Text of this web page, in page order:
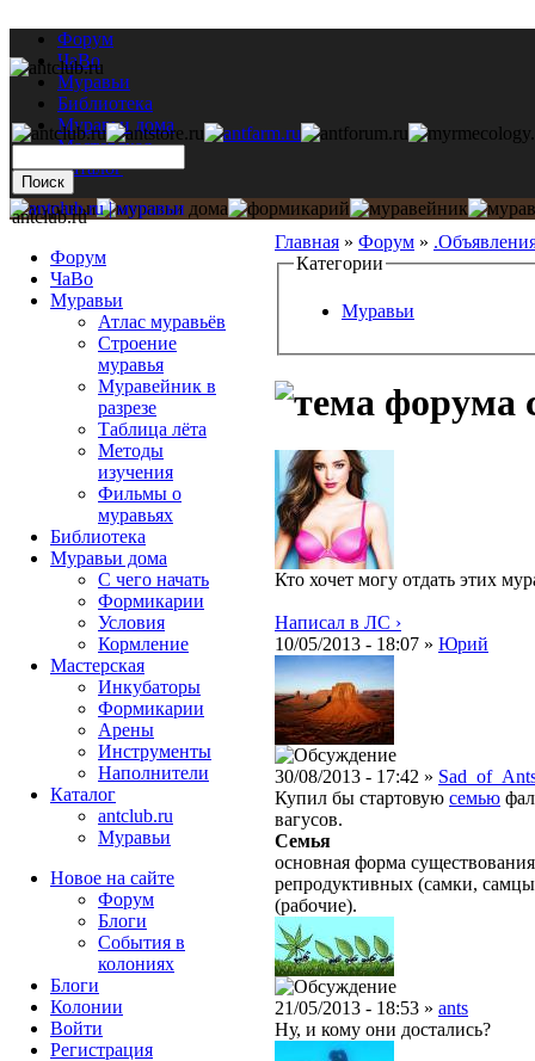
Форум
ЧаВо
Муравьи
Библиотека
Муравьи дома
Мастерская
Каталог
Главная » Форум »
Категории
Муравьи
Кто хочет могу отдать этих
Написал в ЛС ›
10/05/2013 - 18:07 » Юрий
30/08/2013 - 17:42 »
Купил бы стартовую семью
вагусов.
Семья
основная форма
репродуктивных (самки,
(рабочие).
21/05/2013 - 18:53 » ants
Ну, и кому они достались?
antclub.ru
Форум
ЧаВо
Муравьи
Атлас муравьёв
Строение
муравья
Муравейник в
разрезе
Таблица лёта
Методы
изучения
Фильмы о
муравьях
Библиотека
Муравьи дома
С чего начать
Формикарии
Условия
Кормление
Мастерская
Инкубаторы
Формикарии
Арены
Инструменты
Наполнители
Каталог
antclub.ru
Муравьи
Новое на сайте
Форум
Блоги
События в
колониях
Блоги
Колонии
Войти
Peгиcтpaция